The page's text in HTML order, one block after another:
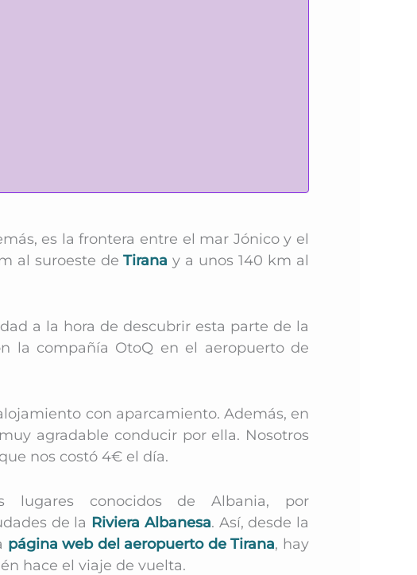
es la frontera entre el mar Jónico y el
al suroeste deTiranay a unos 140 km al
a la hora de descubrir esta parte de la
la compañía OtoQ en el aeropuerto de
con aparcamiento. Además, en
agradable conducir por ella. Nosotros
nos costó 4€ el día.
lugares conocidos de Albania, por
de la Riviera Albanesa. Así, desde la
página web del aeropuerto de Tirana, hay
hace el viaje de vuelta.